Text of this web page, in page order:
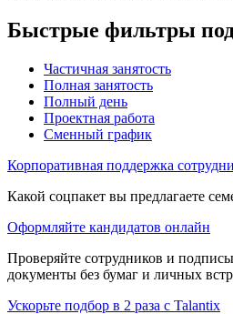
Быстрые фильтры
Частичная занятость
Полная занятость
Полный день
Проектная работа
Сменный график
Корпоративная поддержка
Какой соцпакет вы предлагаете
Оформляйте кандидатов онлайн
Проверяйте сотрудников и
документы без бумаг и личных
Ускорьте подбор в 2 раза с Talantix